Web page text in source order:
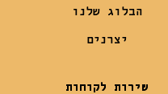
הבלוג שלנו
יצרנים
שירות לקוחות